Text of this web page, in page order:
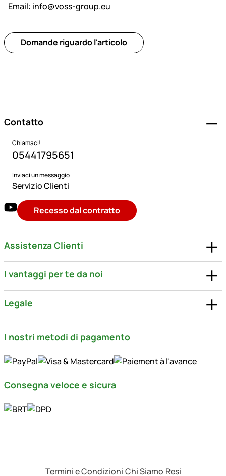
Email: info@voss-group.eu
Domande riguardo l'articolo
Contatto
Chiamaci!
05441795651
Inviaci un messaggio
Servizio Clienti
Recesso dal contratto
Assistenza Clienti
I vantaggi per te da noi
Legale
I nostri metodi di pagamento
Consegna veloce e sicura
Termini e Condizioni Chi Siamo Resi